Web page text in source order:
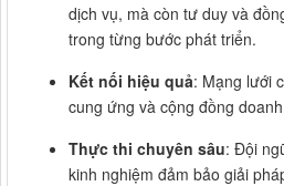
dịch vụ, mà còn tư duy và
trong từng bước phát triển.
Kết nối hiệu quả: Mạng lưới
cung ứng và cộng đồng
Thực thi chuyên sâu: Đội
kinh nghiệm đảm bảo giải